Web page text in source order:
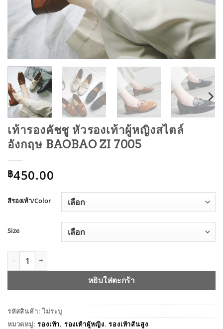
เท้ารองคัชชู หัวรองเท้าผู้หญิงสไตล์
อังกฤษ BAOBAO ZI 7005
฿450.00
สีรองเท้า/Color
Size
จำนวน เท้ารองคัชชู หัวรองเท้าผู้หญิงสไตล์อังกฤษ BAOBAO ZI
หยิบใส่ตะกร้า
รหัสสินค้า:ไม่ระบุ
หมวดหมู่:รองเท้า, รองเท้าผู้หญิง,รองเท้าส้นสูง